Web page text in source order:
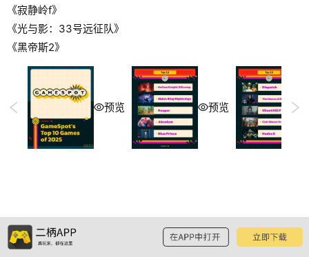
《寂静岭f》
《光与影：33号远征队》
《黑帝斯2》
预览 预览